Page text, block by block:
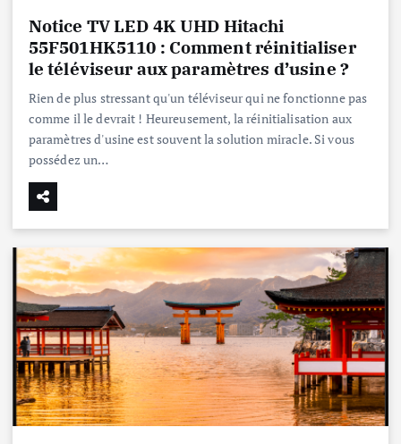
Notice TV LED 4K UHD Hitachi
55F501HK5110 : Comment réinitialiser
le téléviseur aux paramètres d’usine ?
Rien de plus stressant qu'un téléviseur qui ne fonctionne pas
comme il le devrait ! Heureusement, la réinitialisation aux
paramètres d'usine est souvent la solution miracle. Si vous
possédez un…